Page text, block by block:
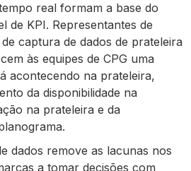
real formam a base do
de KPI. Representantes de
captura de dados de prateleira
às equipes de CPG uma
acontecendo na prateleira,
da disponibilidade na
na prateleira e da
dados remove as lacunas nos
a tomar decisões com